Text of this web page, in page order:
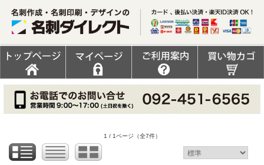
1 / 1ページ （全7件）